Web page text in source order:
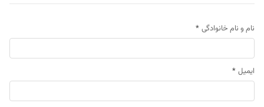
نام و نام خانوادگی *
ایمیل *